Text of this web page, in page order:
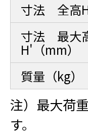
寸法 全高H
寸法 最大
H'（mm）
質量（kg）
注）最大荷
す。